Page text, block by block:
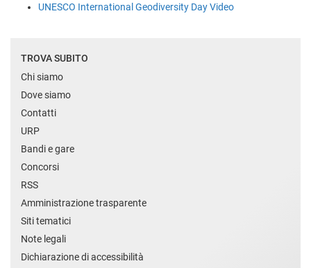
UNESCO International Geodiversity Day Video
TROVA SUBITO
Chi siamo
Dove siamo
Contatti
URP
Bandi e gare
Concorsi
RSS
Amministrazione trasparente
Siti tematici
Note legali
Dichiarazione di accessibilità